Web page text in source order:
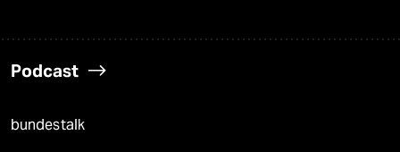
Podcast
bundestalk